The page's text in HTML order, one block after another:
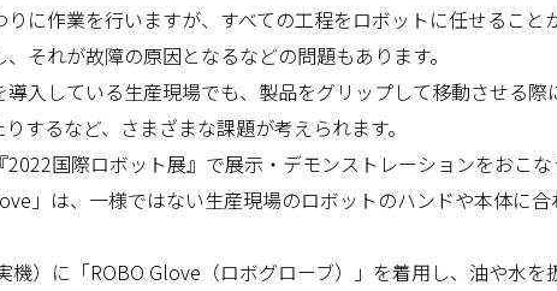
に作業を行いますが、すべての工程をロボットに任せること
それが故障の原因となるなどの問題もあります。
入している生産現場でも、製品をグリップして移動させる際
するなど、さまざまな課題が考えられます。
国際ロボット展』で展示・デモンストレーションをおこ
」は、一様ではない生産現場のロボットのハンドや本体に
機）に「ROBO Glove（ロボグローブ）」を着用し、油や水